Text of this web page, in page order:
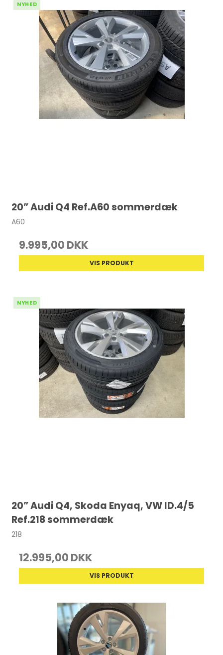
NYHED
20” Audi Q4 Ref.A60 sommerdæk
A60
9.995,00 DKK
VIS PRODUKT
NYHED
20” Audi Q4, Skoda Enyaq, VW ID.4/5
Ref.218 sommerdæk
218
12.995,00 DKK
VIS PRODUKT